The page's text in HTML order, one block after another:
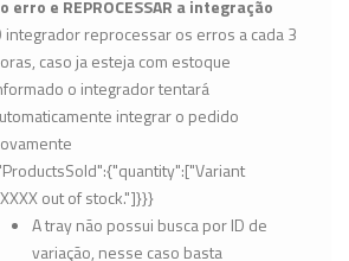
erro e REPROCESSAR a integração
integrador reprocessar os erros a cada 3
caso ja esteja com estoque
o integrador tentará
integrar o pedido
out of stock."]}}}
A tray não possui busca por ID de
variação, nesse caso basta